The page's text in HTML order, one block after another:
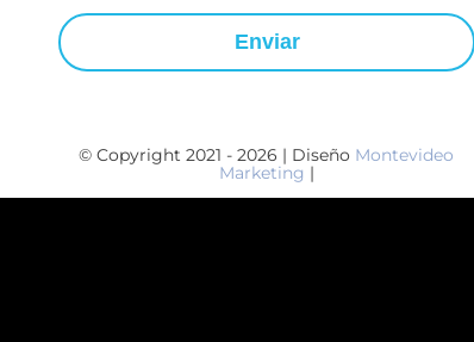
Enviar
© Copyright 2021 - 2026 | Diseño Montevideo
Marketing |